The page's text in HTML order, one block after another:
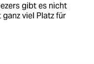
gibt es nicht
viel Platz für